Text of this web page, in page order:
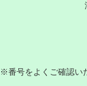
※番号をよくご確認い